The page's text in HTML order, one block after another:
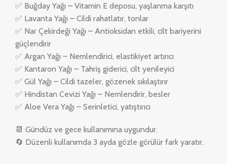
✅ Buğday Yağı – Vitamin E deposu, yaşlanma karşıtı
✅ Lavanta Yağı – Cildi rahatlatır, tonlar
✅ Nar Çekirdeği Yağı – Antioksidan etkili, cilt bariyerini
güçlendirir
✅ Argan Yağı – Nemlendirici, elastikiyet artırıcı
✅ Kantaron Yağı – Tahriş giderici, cilt yenileyici
✅ Gül Yağı – Cildi tazeler, gözenek sıkılaştırır
✅ Hindistan Cevizi Yağı – Nemlendirir, besler
✅ Aloe Vera Yağı – Serinletici, yatıştırıcı
📆 Gündüz ve gece kullanımına uygundur.
🔄 Düzenli kullanımda 3 ayda gözle görülür fark yaratır.